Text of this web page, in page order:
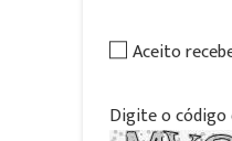
Aceito
Digite o código